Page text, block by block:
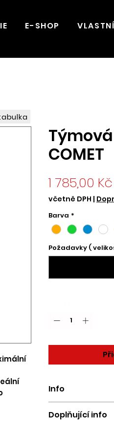
E-SHOP
COMET
1 785,00 Kč
včetně DPH |
Barva *
Požadavky (
Info
více kusů. Cena
Doplňující info